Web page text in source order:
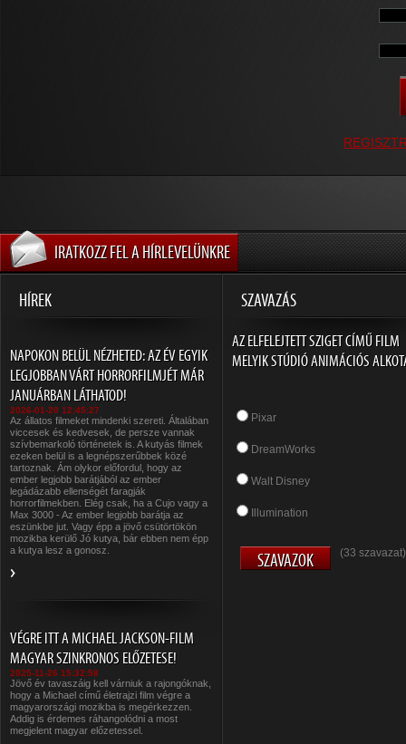
IRATKOZZ FEL A HÍRLEVELÜNKRE
HÍREK SZAVAZÁS
NAPOKON BELÜL NÉZHETED: AZ ÉV EGYIK
LEGJOBBAN VÁRT HORRORFILMJÉT MÁR
JANUÁRBAN LÁTHATOD!
2026-01-20 12:45:27
Az állatos filmeket mindenki szereti. Általában
viccesek és kedvesek, de persze vannak
szívbemarkoló történetek is. A kutyás filmek
ezeken belül is a legnépszerűbbek közé
tartoznak. Ám olykor előfordul, hogy az
ember legjobb barátjából az ember
legádázabb ellenségét faragják
horrorfilmekben. Elég csak, ha a Cujo vagy a
Max 3000 - Az ember legjobb barátja az
eszünkbe jut. Vagy épp a jövő csütörtökön
mozikba kerülő Jó kutya, bár ebben nem épp
a kutya lesz a gonosz.
VÉGRE ITT A MICHAEL JACKSON-FILM
MAGYAR SZINKRONOS ELŐZETESE!
2025-11-26 15:32:58
Jövő év tavaszáig kell várniuk a rajongóknak,
hogy a Michael című életrajzi film végre a
magyarországi mozikba is megérkezzen.
Addig is érdemes ráhangolódni a most
megjelent magyar előzetessel.
AZ ELFELEJTETT SZIGET CÍMŰ FILM
MELYIK STÚDIÓ ANIMÁCIÓS
Pixar
DreamWorks
Walt Disney
Illumination
(33 szavazat)